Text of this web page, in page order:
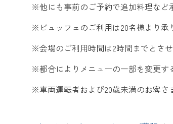
※他にも事前のご予約で追加料理など
※ビュッフェのご利用は20名様より承
※会場のご利用時間は2時間までとさせ
※都合によりメニューの一部を変更す
※車両運転者および20歳未満のお客さ